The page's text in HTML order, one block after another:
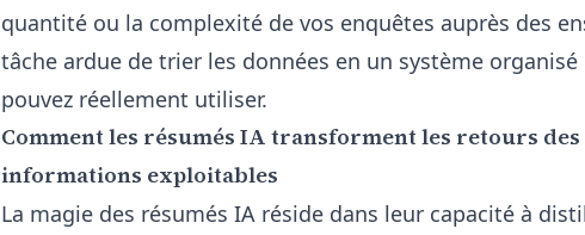
quantité ou la complexité de vos enquêtes auprès des
tâche ardue de trier les données en un système
pouvez réellement utiliser.
Comment les résumés IA transforment les retours des
informations exploitables
La magie des résumés IA réside dans leur capacité à